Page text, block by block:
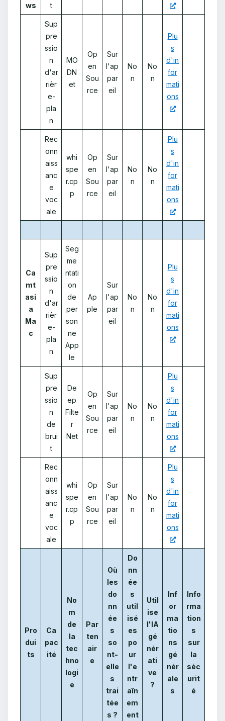
ws
t
Sup
pre
ssio
n
d'ar
rièr
e-
pla
n
MO
DN
et
Op
en
Sou
rce
Sur
l'ap
par
eil
No
n
No
n
Plu
s
d'in
for
mati
ons
Rec
onn
aiss
anc
e
voc
ale
whi
spe
r.cp
p
Op
en
Sou
rce
Sur
l'ap
par
eil
No
n
No
n
Plu
s
d'in
for
mati
ons
Ca
mt
asi
a
Ma
c
Sup
pre
ssio
n
d'ar
rièr
e-
pla
n
Seg
me
ntati
on
de
per
son
ne
App
le
Ap
ple
Sur
l'ap
par
eil
No
n
No
n
Plu
s
d'in
for
mati
ons
Sup
pre
ssio
n
de
brui
t
De
ep
Filte
r
Net
Op
en
Sou
rce
Sur
l'ap
par
eil
No
n
No
n
Plu
s
d'in
for
mati
ons
Rec
onn
aiss
anc
e
voc
ale
whi
spe
r.cp
p
Op
en
Sou
rce
Sur
l'ap
par
eil
No
n
No
n
Plu
s
d'in
for
mati
ons
Pro
dui
ts
Ca
pac
ité
No
m
de
la
tec
hno
logi
e
Par
ten
air
e
Où
les
do
nn
ée
s
so
nt-
elle
s
trai
tée
s ?
Do
nn
ée
s
util
isé
es
po
ur
l'e
ntr
aîn
em
ent
Util
ise
l'IA
gé
nér
ati
ve
?
Inf
or
ma
tio
ns
gé
nér
ale
s
Info
rma
tion
s
sur
la
séc
urit
é